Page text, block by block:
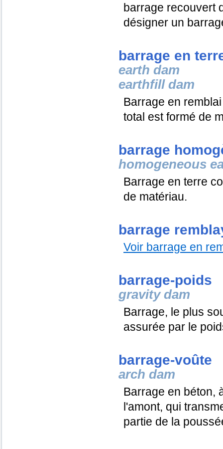
barrage recouvert
désigner un
barrage en
earth dam
earthfill dam
Barrage en
total est formé de
barrage
homogeneous
Barrage en terre
de matériau.
barrage
Voir barrage en
barrage-poids
gravity dam
Barrage, le plus
assurée par le
barrage-voûte
arch dam
Barrage en béton,
l'amont, qui
partie de la